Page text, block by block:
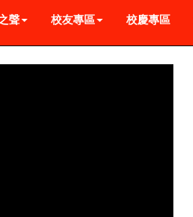
聲 校友專區 校慶專區